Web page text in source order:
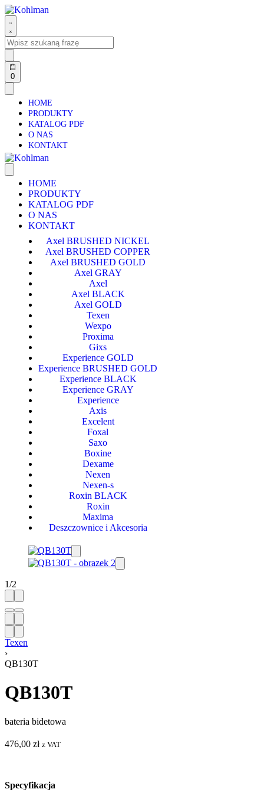
0
HOME
PRODUKTY
KATALOG PDF
O NAS
KONTAKT
HOME
PRODUKTY
KATALOG PDF
O NAS
KONTAKT
Axel BRUSHED NICKEL
Axel BRUSHED COPPER
Axel BRUSHED GOLD
Axel GRAY
Axel
Axel BLACK
Axel GOLD
Texen
Wexpo
Proxima
Gixs
Experience GOLD
Experience BRUSHED GOLD
Experience BLACK
Experience GRAY
Experience
Axis
Excelent
Foxal
Saxo
Boxine
Dexame
Nexen
Nexen-s
Roxin BLACK
Roxin
Maxima
Deszczownice i Akcesoria
1/2
Texen
›
QB130T
QB130T
bateria bidetowa
476,00 zł z VAT
Specyfikacja